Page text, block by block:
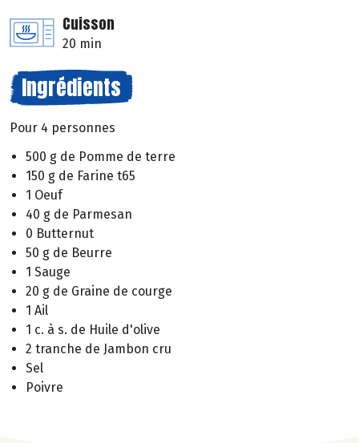
Cuisson
20 min
Ingrédients
Pour 4 personnes
500 g de Pomme de terre
150 g de Farine t65
1 Oeuf
40 g de Parmesan
0 Butternut
50 g de Beurre
1 Sauge
20 g de Graine de courge
1 Ail
1 c. à s. de Huile d'olive
2 tranche de Jambon cru
Sel
Poivre